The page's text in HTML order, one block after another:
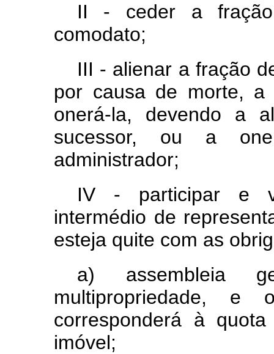
II - ceder a
comodato;
III - alienar a fração
por causa de morte,
onerá-la, devendo a
sucessor, ou a
administrador;
IV - participar e
intermédio de
esteja quite com as
a) assembleia
multipropriedade, e
corresponderá à
imóvel;